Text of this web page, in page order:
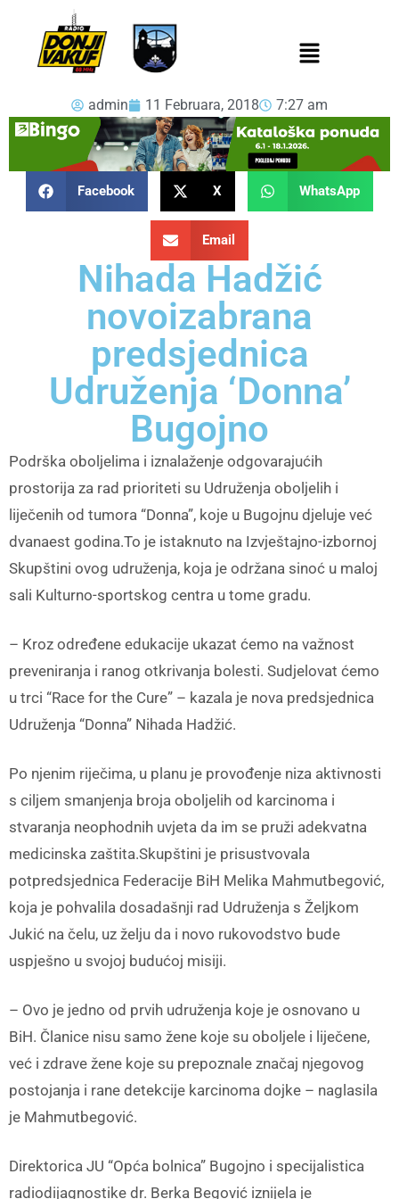
admin 11 Februara, 2018 7:27 am
Facebook X WhatsApp
Email
Nihada Hadžić
novoizabrana
predsjednica
Udruženja ‘Donna’
Bugojno
Podrška oboljelima i iznalaženje odgovarajućih
prostorija za rad prioriteti su Udruženja oboljelih i
liječenih od tumora “Donna”, koje u Bugojnu djeluje već
dvanaest godina.To je istaknuto na Izvještajno-izbornoj
Skupštini ovog udruženja, koja je održana sinoć u maloj
sali Kulturno-sportskog centra u tome gradu.
– Kroz određene edukacije ukazat ćemo na važnost
preveniranja i ranog otkrivanja bolesti. Sudjelovat ćemo
u trci “Race for the Cure” – kazala je nova predsjednica
Udruženja “Donna” Nihada Hadžić.
Po njenim riječima, u planu je provođenje niza aktivnosti
s ciljem smanjenja broja oboljelih od karcinoma i
stvaranja neophodnih uvjeta da im se pruži adekvatna
medicinska zaštita.Skupštini je prisustvovala
potpredsjednica Federacije BiH Melika Mahmutbegović,
koja je pohvalila dosadašnji rad Udruženja s Željkom
Jukić na čelu, uz želju da i novo rukovodstvo bude
uspješno u svojoj budućoj misiji.
– Ovo je jedno od prvih udruženja koje je osnovano u
BiH. Članice nisu samo žene koje su oboljele i liječene,
već i zdrave žene koje su prepoznale značaj njegovog
postojanja i rane detekcije karcinoma dojke – naglasila
je Mahmutbegović.
Direktorica JU “Opća bolnica” Bugojno i specijalistica
radiodijagnostike dr. Berka Begović iznijela je